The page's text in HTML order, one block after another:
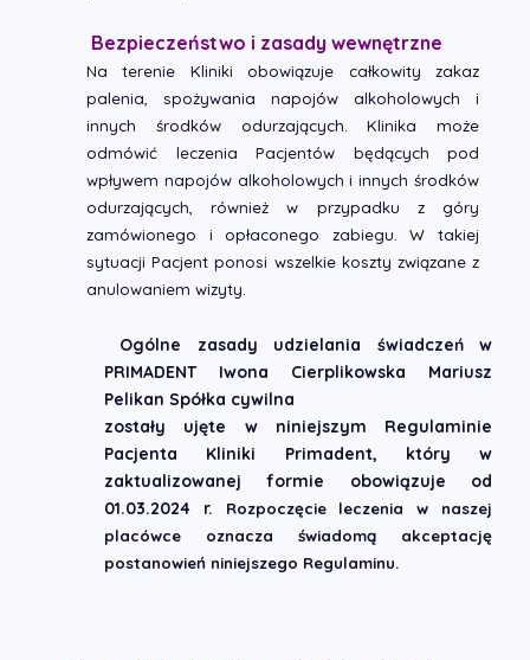
Bezpieczeństwo i zasady wewnętrzne
Na terenie Kliniki obowiązuje całkowity zakaz
palenia, spożywania napojów alkoholowych i
innych środków odurzających. Klinika może
odmówić leczenia Pacjentów będących pod
wpływem napojów alkoholowych i innych środków
odurzających, również w przypadku z góry
zamówionego i opłaconego zabiegu. W takiej
sytuacji Pacjent ponosi wszelkie koszty związane z
anulowaniem wizyty.
Ogólne zasady udzielania świadczeń w
PRIMADENT Iwona Cierplikowska Mariusz
Pelikan Spółka cywilna
zostały ujęte w niniejszym Regulaminie
Pacjenta Kliniki Primadent, który w
zaktualizowanej formie obowiązuje od
01.03.2024 r.
Rozpoczęcie leczenia w naszej
placówce oznacza świadomą akceptację
postanowień niniejszego Regulaminu.